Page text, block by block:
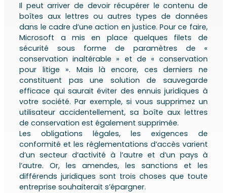
Il peut arriver de devoir récupérer le contenu de
boîtes aux lettres ou autres types de données
dans le cadre d’une action en justice. Pour ce faire,
Microsoft a mis en place quelques filets de
sécurité sous forme de paramètres de «
conservation inaltérable » et de « conservation
pour litige ». Mais là encore, ces derniers ne
constituent pas une solution de sauvegarde
efficace qui saurait éviter des ennuis juridiques à
votre société. Par exemple, si vous supprimez un
utilisateur accidentellement, sa boîte aux lettres
de conservation est également supprimée.
Les obligations légales, les exigences de
conformité et les réglementations d’accès varient
d’un secteur d’activité à l’autre et d’un pays à
l’autre. Or, les amendes, les sanctions et les
différends juridiques sont trois choses que toute
entreprise souhaiterait s’épargner.